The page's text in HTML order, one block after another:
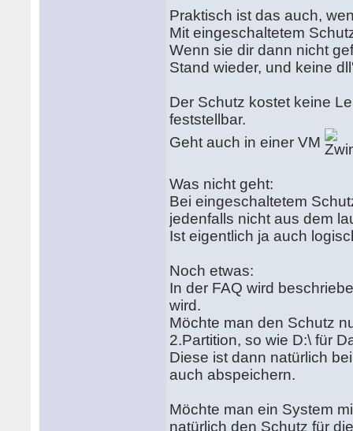
Praktisch ist das auch,
Mit eingeschaltetem
Wenn sie dir dann nicht
Stand wieder, und keine
Der Schutz kostet keine
feststellbar.
Geht auch in einer VM
Was nicht geht:
Bei eingeschaltetem
jedenfalls nicht aus dem
Ist eigentlich ja auch
Noch etwas:
In der FAQ wird
wird.
Möchte man den Schutz
2.Partition, so wie D:\ für
Diese ist dann natürlich
auch abspeichern.
Möchte man ein System
natürlich den Schutz für